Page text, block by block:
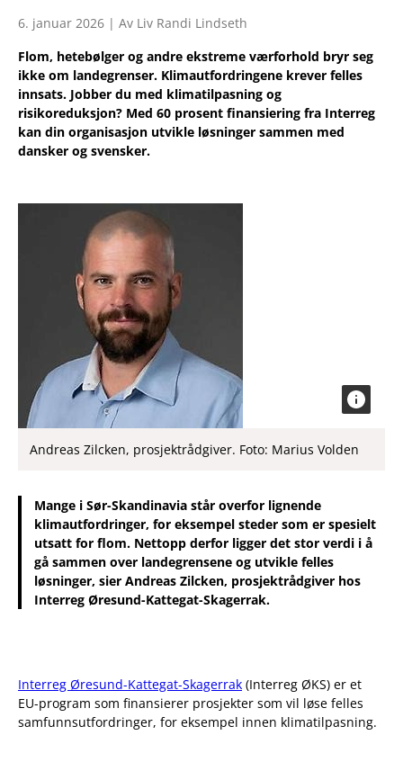
6. januar 2026 | Av Liv Randi Lindseth
Flom, hetebølger og andre ekstreme værforhold bryr seg
ikke om landegrenser. Klimautfordringene krever felles
innsats. Jobber du med klimatilpasning og
risikoreduksjon? Med 60 prosent finansiering fra Interreg
kan din organisasjon utvikle løsninger sammen med
dansker og svensker.
Andreas Zilcken, prosjektrådgiver. Foto: Marius Volden
Mange i Sør-Skandinavia står overfor lignende
klimautfordringer, for eksempel steder som er spesielt
utsatt for flom. Nettopp derfor ligger det stor verdi i å
gå sammen over landegrensene og utvikle felles
løsninger, sier Andreas Zilcken, prosjektrådgiver hos
Interreg Øresund-Kattegat-Skagerrak.
Interreg Øresund-Kattegat-Skagerrak (Interreg ØKS) er et
EU-program som finansierer prosjekter som vil løse felles
samfunnsutfordringer, for eksempel innen klimatilpasning.